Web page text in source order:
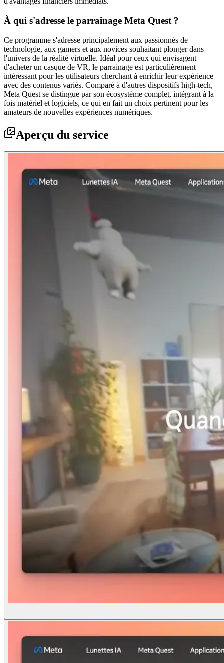
À qui s'adresse le parrainage Meta Quest ?
Ce programme s'adresse principalement aux passionnés de
technologie, aux gamers et aux novices souhaitant plonger dans
l'univers de la réalité virtuelle. Idéal pour ceux qui envisagent
d'acheter un casque de VR, le parrainage est particulièrement
intéressant pour les utilisateurs cherchant à enrichir leur expérience
avec des contenus variés. Comparé à d'autres dispositifs high-tech,
Meta Quest se distingue par son écosystème complet, intégrant à la
fois matériel et logiciels, ce qui en fait un choix pertinent pour les
amateurs de nouvelles expériences numériques.
Aperçu du service